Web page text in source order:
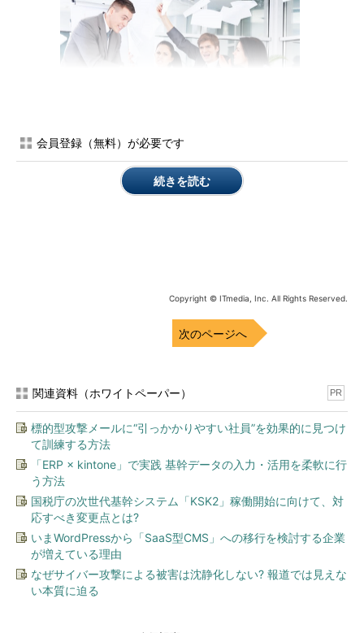
IT系の仕事でも事情は似たようなものなのだろう。ペイパルの
共同創業者で、ベンチャー企業の経営と投資に詳しいピーター・
営業能力がスーパースターと落ちこぼれをはっきりと分ける」と
逆の立場を想像してみよう。営業マンは、エンジニアを大変ク
ールに評価しているものだ。彼らは、専門家・技術者（エンジニ
ア）をビジネス上の価値で格付けする。
大まかには、「Aクラス＝社外に対して競争力のある技術・知
＝持っている技術がすでに陳腐化していて、いなくてもいい人」
の三段階に分類していて、加えて、その技術者がどの程度取り換
え可能かを見ている。
会員登録（無料）が必要です
続きを読む
Copyright © ITmedia, Inc. All Rights Reserved.
次のページへ
関連資料（ホワイトペーパー） PR
標的型攻撃メールに“引っかかりやすい社員”を効果的に見つけ
て訓練する方法
「ERP × kintone」で実践 基幹データの入力・活用を柔軟に行
う方法
国税庁の次世代基幹システム「KSK2」稼働開始に向けて、対
応すべき変更点とは?
いまWordPressから「SaaS型CMS」への移行を検討する企業
が増えている理由
なぜサイバー攻撃による被害は沈静化しない? 報道では見えな
い本質に迫る